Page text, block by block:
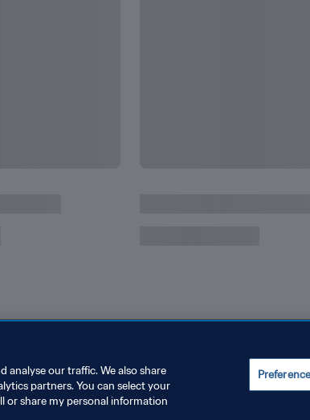
analyse our traffic. We also share
partners. You can select your
or share my personal information